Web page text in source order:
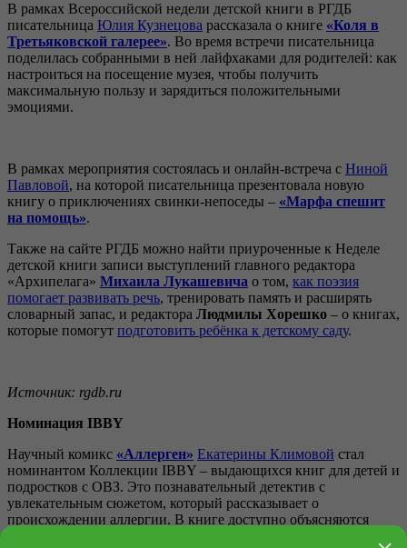
В рамках Всероссийской недели детской книги в РГДБ
писательница Юлия Кузнецова рассказала о книге «Коля в
Третьяковской галерее». Во время встречи писательница
поделилась собранными в ней лайфхаками для родителей: как
настроиться на посещение музея, чтобы получить
максимальную пользу и зарядиться положительными
эмоциями.
В рамках мероприятия состоялась и онлайн-встреча с Ниной
Павловой, на которой писательница презентовала новую
книгу о приключениях свинки-непоседы – «Марфа спешит
на помощь».
Также на сайте РГДБ можно найти приуроченные к Неделе
детской книги записи выступлений главного редактора
«Архипелага» Михаила Лукашевича о том, как поэзия
помогает развивать речь, тренировать память и расширять
словарный запас, и редактора Людмилы Хорешко – о книгах,
которые помогут подготовить ребёнка к детскому саду.
Источник: rgdb.ru
Номинация IBBY
Научный комикс «Аллерген» Екатерины Климовой стал
номинантом Коллекции IBBY – выдающихся книг для детей и
подростков с ОВЗ. Это познавательный детектив с
увлекательным сюжетом, который рассказывает о
происхождении аллергии. В книге доступно объясняются